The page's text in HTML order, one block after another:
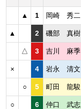
▲ 1 岡崎 秀二
▲ 2 磯部 真樹
△ 3 吉川 麻季
× 4 岩永 清文
○ 5 町田 龍駿
○ 6 仲口 武志